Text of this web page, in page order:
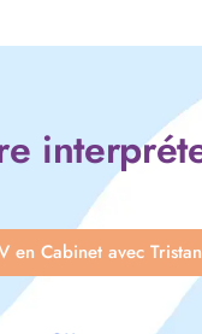
en Cabinet avec Tristan